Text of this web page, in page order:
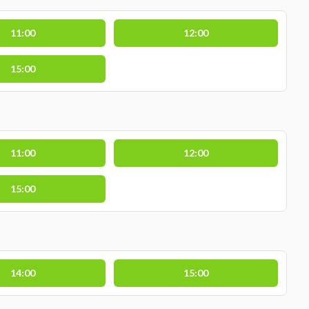
11:00 12:00
15:00
11:00 12:00
15:00
14:00 15:00